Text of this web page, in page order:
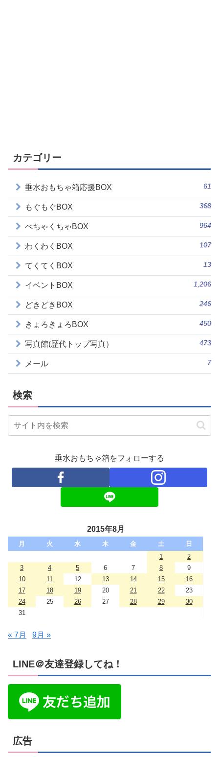
カテゴリー
垂水おもちゃ箱応援BOX 61
もぐもぐBOX 368
ぺちゃくちゃBOX 964
わくわくBOX 107
てくてくBOX 13
イベントBOX 1,206
どきどきBOX 246
きょろきょろBOX 450
写真館(歴代トップ写真） 473
メール 7
検索
垂水おもちゃ箱をフォローする
2015年8月
月 火 水 木 金 土
日
1
2
3
4 5 6 7 8
9
10
11 12 13 14 15
16
17
18 19 20 21 22
23
24
25 26 27 28 29
30
31
« 7月 9月 »
LINE＠友達登録してね！
広告